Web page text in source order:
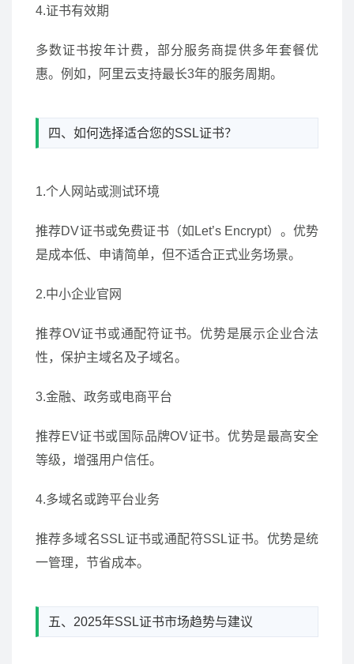
4.证书有效期
多数证书按年计费，部分服务商提供多年套餐优
惠。例如，阿里云支持最长3年的服务周期。
四、如何选择适合您的SSL证书？
1.个人网站或测试环境
推荐DV证书或免费证书（如Let’s Encrypt）。优势
是成本低、申请简单，但不适合正式业务场景。
2.中小企业官网
推荐OV证书或通配符证书。优势是展示企业合法
性，保护主域名及子域名。
3.金融、政务或电商平台
推荐EV证书或国际品牌OV证书。优势是最高安全
等级，增强用户信任。
4.多域名或跨平台业务
推荐多域名SSL证书或通配符SSL证书。优势是统
一管理，节省成本。
五、2025年SSL证书市场趋势与建议